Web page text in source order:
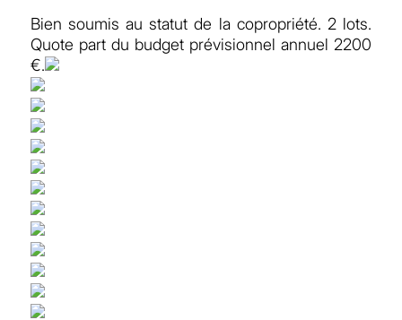
Bien soumis au statut de la copropriété. 2 lots.
Quote part du budget prévisionnel annuel 2200
€.